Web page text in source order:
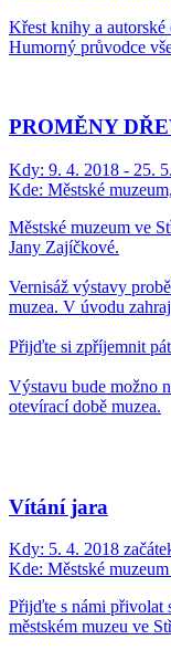
Křest knihy a
Humorný průvodce
PROMĚNY
Kdy: 9. 4. 2018 - 25.
Kde: Městské
Městské muzeum ve
Jany Zajíčkové.
Vernisáž výstavy
muzea. V úvodu
Přijďte si zpříjemnit
Výstavu bude možno
otevírací době muzea.
Vítání jara
Kdy: 5. 4. 2018
Kde: Městské
Přijďte s námi přivolat
městském muzeu ve